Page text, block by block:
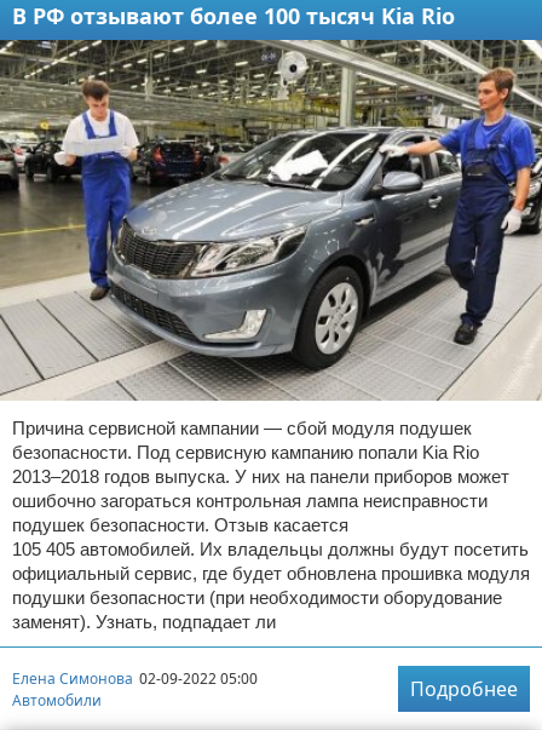
В РФ отзывают более 100 тысяч Kia Rio
Причина сервисной кампании — сбой модуля подушек
безопасности. Под сервисную кампанию попали Kia Rio
2013–2018 годов выпуска. У них на панели приборов может
ошибочно загораться контрольная лампа неисправности
подушек безопасности. Отзыв касается
105 405 автомобилей. Их владельцы должны будут посетить
официальный сервис, где будет обновлена прошивка модуля
подушки безопасности (при необходимости оборудование
заменят). Узнать, подпадает ли
Елена Симонова 02-09-2022 05:00
Автомобили
Подробнее